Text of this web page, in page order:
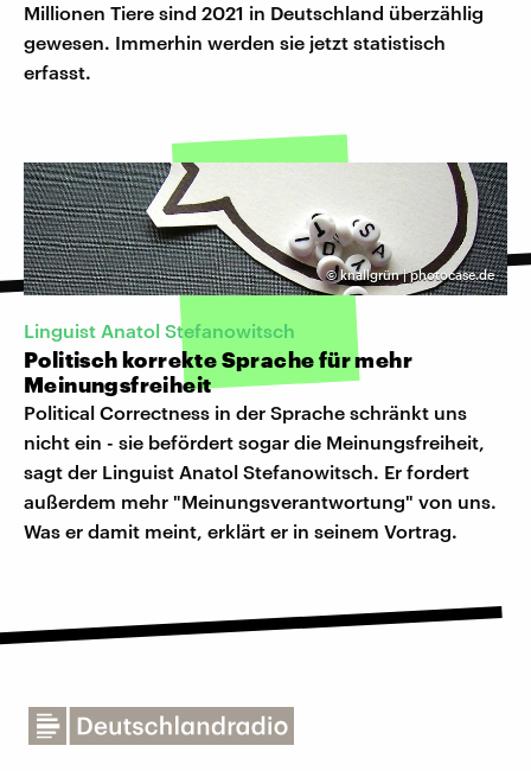
Millionen Tiere sind 2021 in Deutschland überzählig
gewesen. Immerhin werden sie jetzt statistisch
erfasst.
©knallgrün | photocase.de
Linguist Anatol Stefanowitsch
Politisch korrekte Sprache für mehr
Meinungsfreiheit
Political Correctness in der Sprache schränkt uns
nicht ein - sie befördert sogar die Meinungsfreiheit,
sagt der Linguist Anatol Stefanowitsch. Er fordert
außerdem mehr "Meinungsverantwortung" von uns.
Was er damit meint, erklärt er in seinem Vortrag.